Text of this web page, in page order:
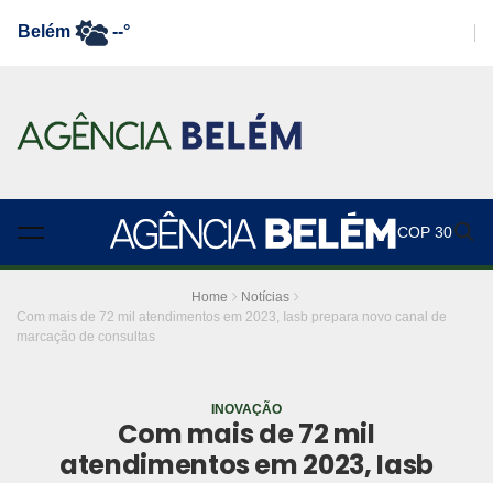
Belém --°
COP 30
Home
Notícias
Com mais de 72 mil atendimentos em 2023, Iasb prepara novo canal de
marcação de consultas
INOVAÇÃO
Com mais de 72 mil
atendimentos em 2023, Iasb